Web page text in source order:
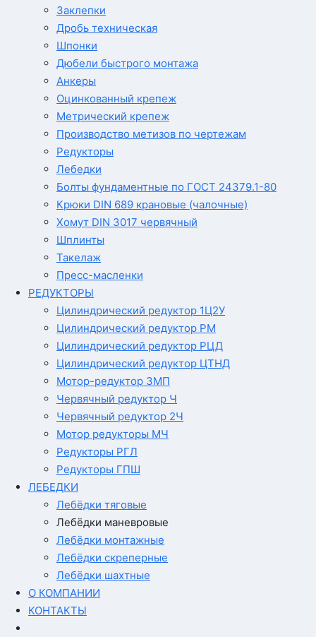
Заклепки
Дробь техническая
Шпонки
Дюбели быстрого монтажа
Анкеры
Оцинкованный крепеж
Метрический крепеж
Производство метизов по чертежам
Редукторы
Лебедки
Болты фундаментные по ГОСТ 24379.1-80
Крюки DIN 689 крановые (чалочные)
Хомут DIN 3017 червячный
Шплинты
Такелаж
Пресс-масленки
РЕДУКТОРЫ
Цилиндрический редуктор 1Ц2У
Цилиндрический редуктор РМ
Цилиндрический редуктор РЦД
Цилиндрический редуктор ЦТНД
Мотор-редуктор 3МП
Червячный редуктор Ч
Червячный редуктор 2Ч
Мотор редукторы МЧ
Редукторы РГЛ
Редукторы ГПШ
ЛЕБЕДКИ
Лебёдки тяговые
Лебёдки маневровые
Лебёдки монтажные
Лебёдки скреперные
Лебёдки шахтные
О КОМПАНИИ
КОНТАКТЫ